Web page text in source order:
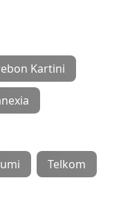
Kartini
Telkom